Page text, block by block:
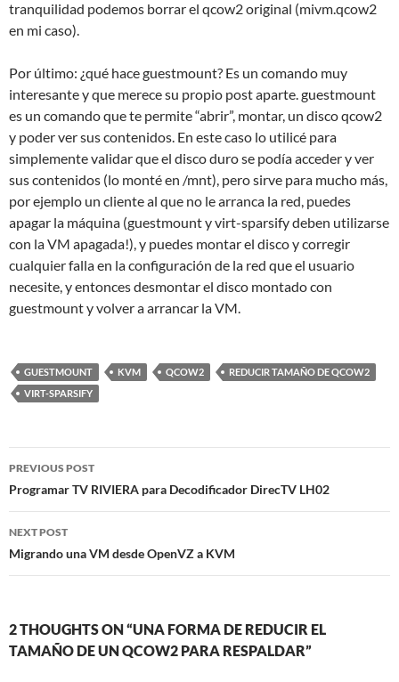
tranquilidad podemos borrar el qcow2 original (mivm.qcow2
en mi caso).
Por último: ¿qué hace guestmount? Es un comando muy
interesante y que merece su propio post aparte. guestmount
es un comando que te permite “abrir”, montar, un disco qcow2
y poder ver sus contenidos. En este caso lo utilicé para
simplemente validar que el disco duro se podía acceder y ver
sus contenidos (lo monté en /mnt), pero sirve para mucho más,
por ejemplo un cliente al que no le arranca la red, puedes
apagar la máquina (guestmount y virt-sparsify deben utilizarse
con la VM apagada!), y puedes montar el disco y corregir
cualquier falla en la configuración de la red que el usuario
necesite, y entonces desmontar el disco montado con
guestmount y volver a arrancar la VM.
GUESTMOUNT KVM QCOW2
REDUCIR TAMAÑO DE QCOW2
VIRT-SPARSIFY
Post
navigation
PREVIOUS POST
Programar TV RIVIERA para Decodificador DirecTV LH02
NEXT POST
Migrando una VM desde OpenVZ a KVM
2 THOUGHTS ON “UNA FORMA DE REDUCIR EL
TAMAÑO DE UN QCOW2 PARA RESPALDAR”